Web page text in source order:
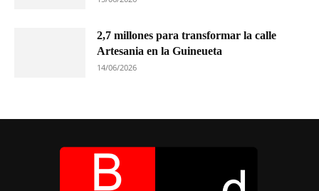
2,7 millones para transformar la calle
Artesania en la Guineueta
14/06/2026